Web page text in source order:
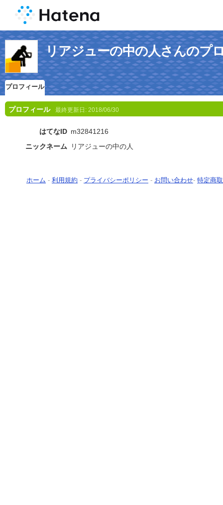
リアジューの中の人さんのプ
プロフィール
プロフィール 最終更新日: 2018/06/30
はてなID m32841216
ニックネーム
リアジューの中の人
ホーム - 利用規約 - プライバシーポリシー - お問い合わせ- 特定商